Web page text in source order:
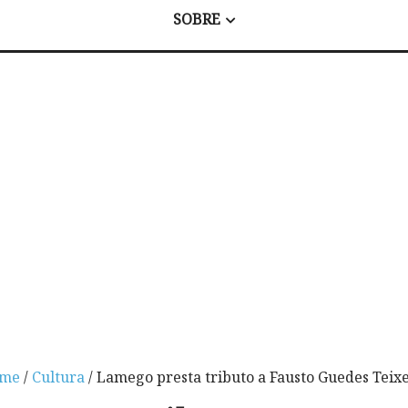
SOBRE
/ Cultura/ Lamego presta tributo a Fausto Guedes